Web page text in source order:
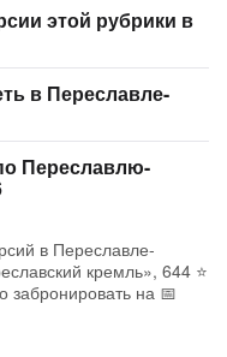
этой рубрики в
в Переславле-
Переславлю-
в Переславле-
кремль», 644 ⭐
забронировать на 📅